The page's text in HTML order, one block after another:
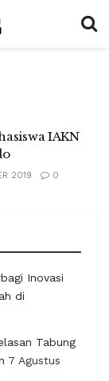
IAKN
2019 0
Inovasi
di
Tabung
7 Agustus